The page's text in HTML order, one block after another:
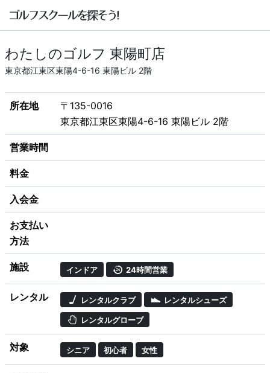
わたしのゴルフ 東陽町店
東京都江東区東陽4-6-16 東陽ビル 2階
所在地
〒135-0016
東京都江東区東陽4-6-16 東陽ビル 2階
営業時間
料金
入会金
お支払い
方法
施設 インドア 24時間営業
レンタル レンタルクラブ レンタルシューズ
レンタルグローブ
対象 シニア 初心者 女性